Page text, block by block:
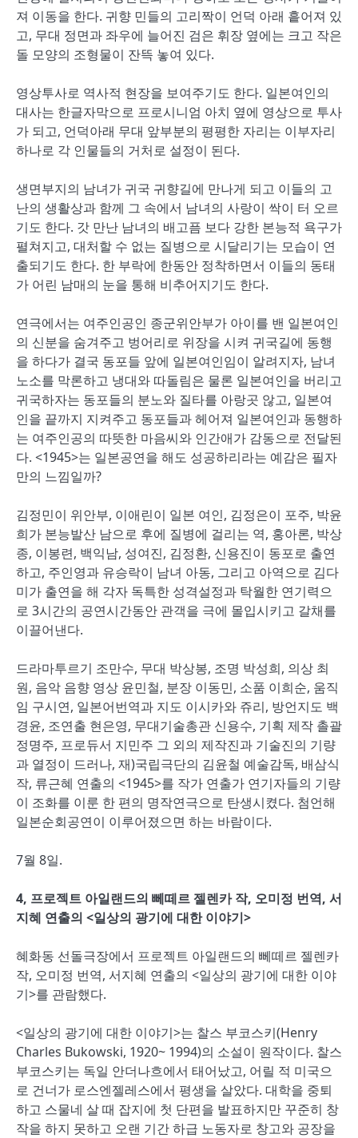
져 이동을 한다. 귀향 민들의 고리짝이 언덕 아래 흩어져 있
고, 무대 정면과 좌우에 늘어진 검은 휘장 옆에는 크고 작은
돌 모양의 조형물이 잔뜩 놓여 있다.
영상투사로 역사적 현장을 보여주기도 한다. 일본여인의
대사는 한글자막으로 프로시니엄 아치 옆에 영상으로 투사
가 되고, 언덕아래 무대 앞부분의 평평한 자리는 이부자리
하나로 각 인물들의 거처로 설정이 된다.
생면부지의 남녀가 귀국 귀향길에 만나게 되고 이들의 고
난의 생활상과 함께 그 속에서 남녀의 사랑이 싹이 터 오르
기도 한다. 갓 만난 남녀의 배고픔 보다 강한 본능적 욕구가
펼쳐지고, 대처할 수 없는 질병으로 시달리기는 모습이 연
출되기도 한다. 한 부락에 한동안 정착하면서 이들의 동태
가 어린 남매의 눈을 통해 비추어지기도 한다.
연극에서는 여주인공인 종군위안부가 아이를 밴 일본여인
의 신분을 숨겨주고 벙어리로 위장을 시켜 귀국길에 동행
을 하다가 결국 동포들 앞에 일본여인임이 알려지자, 남녀
노소를 막론하고 냉대와 따돌림은 물론 일본여인을 버리고
귀국하자는 동포들의 분노와 질타를 아랑곳 않고, 일본여
인을 끝까지 지켜주고 동포들과 헤어져 일본여인과 동행하
는 여주인공의 따뜻한 마음씨와 인간애가 감동으로 전달된
다. <1945>는 일본공연을 해도 성공하리라는 예감은 필자
만의 느낌일까?
김정민이 위안부, 이애린이 일본 여인, 김정은이 포주, 박윤
희가 본능발산 남으로 후에 질병에 걸리는 역, 홍아론, 박상
종, 이봉련, 백익남, 성여진, 김정환, 신용진이 동포로 출연
하고, 주인영과 유승락이 남녀 아동, 그리고 아역으로 김다
미가 출연을 해 각자 독특한 성격설정과 탁월한 연기력으
로 3시간의 공연시간동안 관객을 극에 몰입시키고 갈채를
이끌어낸다.
드라마투르기 조만수, 무대 박상봉, 조명 박성희, 의상 최
원, 음악 음향 영상 윤민철, 분장 이동민, 소품 이희순, 움직
임 구시연, 일본어번역과 지도 이시카와 쥬리, 방언지도 백
경윤, 조연출 현은영, 무대기술총관 신용수, 기획 제작 촐괄
정명주, 프로듀서 지민주 그 외의 제작진과 기술진의 기량
과 열정이 드러나, 재)국립극단의 김윤철 예술감독, 배삼식
작, 류근혜 연출의 <1945>를 작가 연출가 연기자들의 기량
이 조화를 이룬 한 편의 명작연극으로 탄생시켰다. 첨언해
일본순회공연이 이루어졌으면 하는 바람이다.
7월 8일.
4, 프로젝트 아일랜드의 뻬떼르 젤렌카 작, 오미정 번역, 서
지혜 연출의 <일상의 광기에 대한 이야기>
혜화동 선돌극장에서 프로젝트 아일랜드의 뻬떼르 젤렌카
작, 오미정 번역, 서지혜 연출의 <일상의 광기에 대한 이야
기>를 관람했다.
<일상의 광기에 대한 이야기>는 찰스 부코스키(Henry
Charles Bukowski, 1920~ 1994)의 소설이 원작이다. 찰스
부코스키는 독일 안더나흐에서 태어났고, 어릴 적 미국으
로 건너가 로스엔젤레스에서 평생을 살았다. 대학을 중퇴
하고 스물네 살 때 잡지에 첫 단편을 발표하지만 꾸준히 창
작을 하지 못하고 오랜 기간 하급 노동자로 창고와 공장을